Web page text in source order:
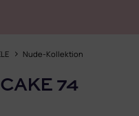
Nude-Kollektion
74